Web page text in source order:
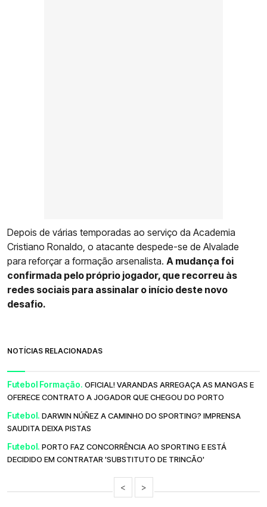
Depois de várias temporadas ao serviço da Academia
Cristiano Ronaldo, o atacante despede-se de Alvalade
para reforçar a formação arsenalista. A mudança foi
confirmada pelo próprio jogador, que recorreu às
redes sociais para assinalar o início deste novo
desafio.
NOTÍCIAS RELACIONADAS
Futebol Formação. OFICIAL! VARANDAS ARREGAÇA AS MANGAS E
OFERECE CONTRATO A JOGADOR QUE CHEGOU DO PORTO
Futebol. DARWIN NÚÑEZ A CAMINHO DO SPORTING? IMPRENSA
SAUDITA DEIXA PISTAS
Futebol. PORTO FAZ CONCORRÊNCIA AO SPORTING E ESTÁ
DECIDIDO EM CONTRATAR 'SUBSTITUTO DE TRINCÃO'
< >